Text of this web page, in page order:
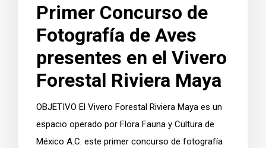
Primer Concurso de
Fotografía de Aves
presentes en el Vivero
Forestal Riviera Maya
OBJETIVO El Vivero Forestal Riviera Maya es un
espacio operado por Flora Fauna y Cultura de
México A.C. este primer concurso de fotografía